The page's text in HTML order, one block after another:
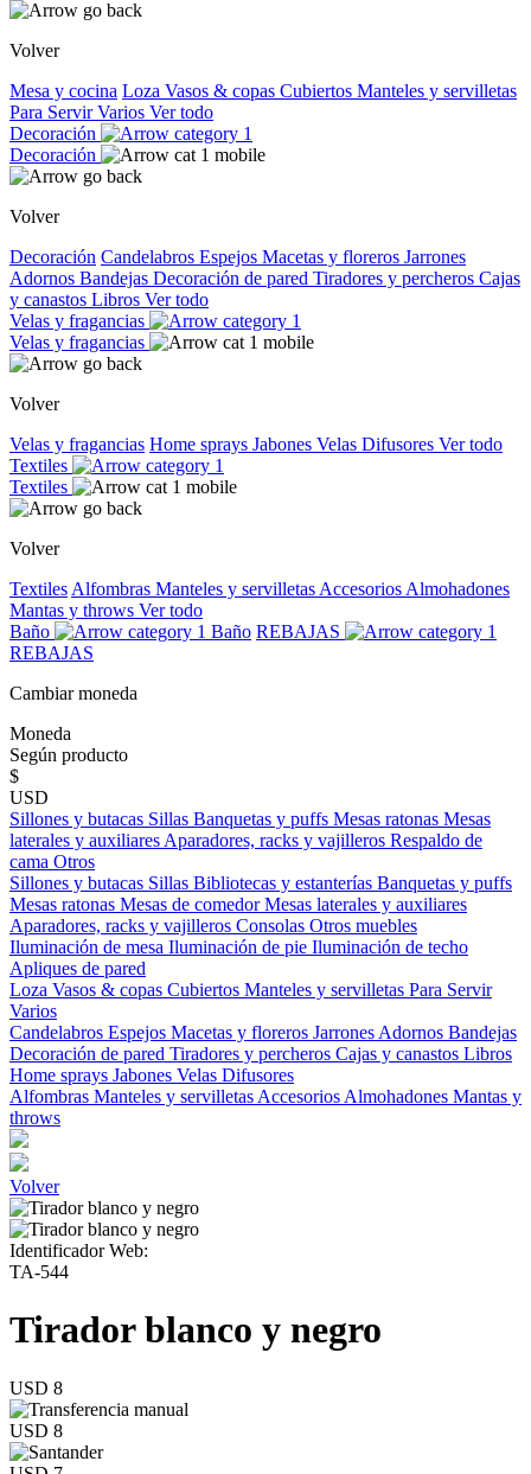
Volver
Mesa y cocina Loza Vasos & copas Cubiertos Manteles y servilletas
Para ServirVarios Ver todo
Decoración
Decoración
Volver
Decoración Candelabros Espejos Macetas y floreros Jarrones
Adornos Bandejas Decoración de pared Tiradores y percheros Cajas
y canastos Libros Ver todo
Velas y fragancias
Velas y fragancias
Volver
Velas y fragancias Home sprays Jabones Velas Difusores Ver todo
Textiles
Textiles
Volver
Textiles Alfombras Manteles y servilletas Accesorios Almohadones
Mantas y throws Ver todo
Baño
Baño REBAJAS
REBAJAS
Cambiar moneda
Moneda
Según producto
$
USD
Sillones y butacas Sillas Banquetas y puffs Mesas ratonas Mesas
laterales y auxiliares Aparadores, racks y vajilleros Respaldo de
cama Otros
Sillones y butacas Sillas Bibliotecas y estanterías Banquetas y puffs
Mesas ratonas Mesas de comedorMesas laterales y auxiliares
Aparadores, racks y vajilleros Consolas Otros muebles
Iluminación de mesa Iluminación de pie Iluminación de techo
Apliques de pared
Loza Vasos & copas Cubiertos Manteles y servilletas Para Servir
Varios
Candelabros Espejos Macetas y floreros Jarrones Adornos Bandejas
Decoración de pared Tiradores y percheros Cajas y canastos Libros
Home sprays Jabones Velas Difusores
Alfombras Manteles y servilletas Accesorios Almohadones Mantas y
throws
Volver
Identificador Web:
TA-544
Tirador blanco y negro
USD 8
USD 8